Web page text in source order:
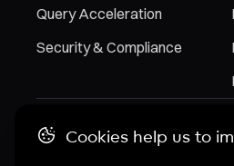
Query Acceleration
Security & Compliance
Cookies help us to